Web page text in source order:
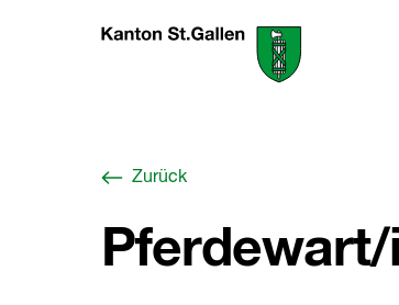
Berufswahl-
Zurück